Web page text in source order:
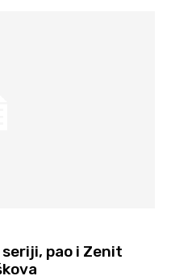
pao i Zenit